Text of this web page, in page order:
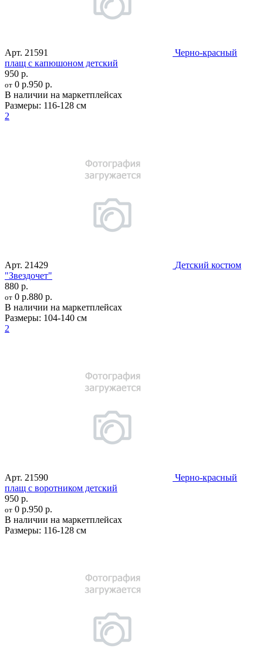
Арт. 21591
Черно-красный
плащ с капюшоном детский
950 р.
от 0 р.950 р.
В наличии на маркетплейсах
Размеры: 116-128 см
2
Арт. 21429
Детский костюм
"Звездочет"
880 р.
от 0 р.880 р.
В наличии на маркетплейсах
Размеры: 104-140 см
2
Арт. 21590
Черно-красный
плащ с воротником детский
950 р.
от 0 р.950 р.
В наличии на маркетплейсах
Размеры: 116-128 см